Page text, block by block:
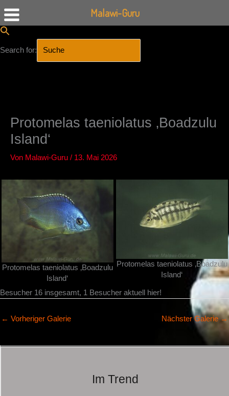
Search for:
Protomelas taeniolatus ‚Boadzulu
Island‘
Von Malawi-Guru / 13. Mai 2026
Protomelas taeniolatus ‚Boadzulu
Island‘
Protomelas taeniolatus ‚Boadzulu
Island‘
Besucher 16 insgesamt, 1 Besucher aktuell hier!
← Vorheriger Galerie Nächster Galerie→
Im Trend
Malawi-Guru